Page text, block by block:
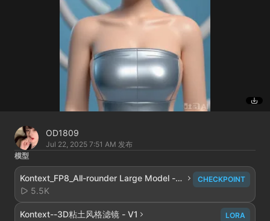
OD1809
Jul 22, 2025 7:51 AM 发布
模型
Kontext_FP8_All-rounder Large Model -
V1 5.5K
CHECKPOINT
Kontext--3D粘土风格滤镜 - V1
LORA